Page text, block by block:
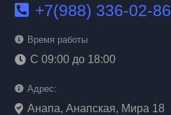
+7(988) 336-02-86
Время работы
С 09:00 до 18:00
Адрес:
Анапа, Анапская, Мира 18